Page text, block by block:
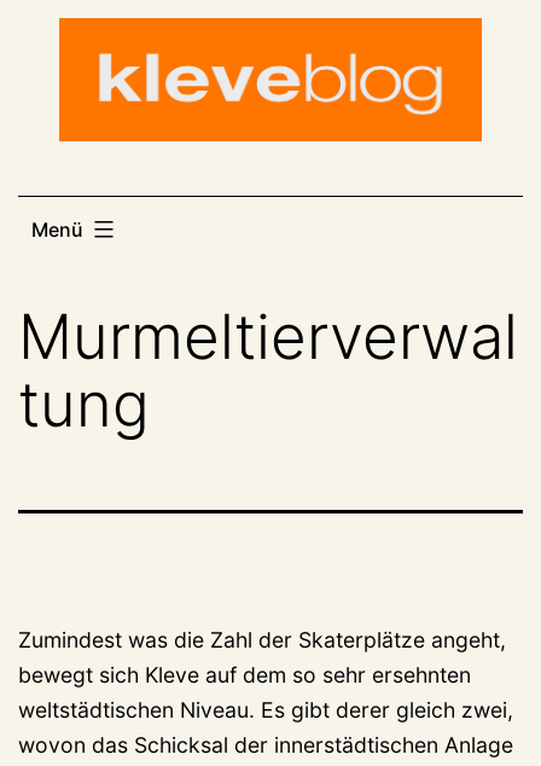
Menü
Murmeltierverwal
tung
Zumindest was die Zahl der Skaterplätze angeht,
bewegt sich Kleve auf dem so sehr ersehnten
weltstädtischen Niveau. Es gibt derer gleich zwei,
wovon das Schicksal der innerstädtischen Anlage